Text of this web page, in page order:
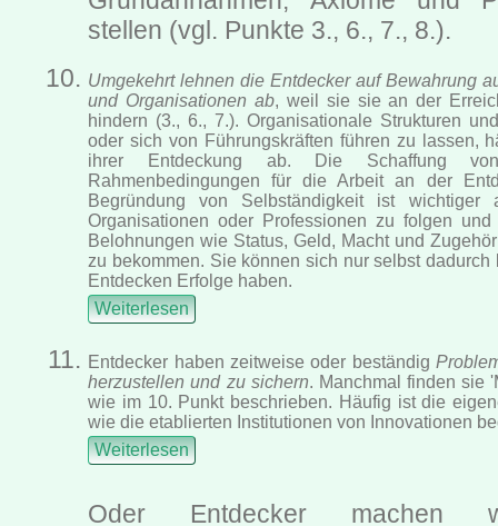
stellen (vgl. Punkte 3., 6., 7., 8.).
Umgekehrt lehnen die Entdecker auf Bewahrung
und Organisationen ab, weil sie sie an der
hindern (3., 6., 7.). Organisationale Strukturen
oder sich von Führungskräften führen zu lassen,
ihrer Entdeckung ab. Die Schaffung
Rahmenbedingungen für die Arbeit an der
Begründung von Selbständigkeit ist wichtiger
Organisationen oder Professionen zu folgen
Belohnungen wie Status, Geld, Macht und
zu bekommen. Sie können sich nur selbst
Entdecken Erfolge haben.
Weiterlesen
Entdecker haben zeitweise oder beständig
herzustellen und zu sichern. Manchmal finden sie
wie im 10. Punkt beschrieben. Häufig ist die
wie die etablierten Institutionen von Innovationen
Weiterlesen
Oder Entdecker machen